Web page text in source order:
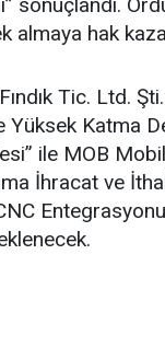
almaya hak
Tic. Ltd.
Yüksek Katma
ile MOB
İhracat ve